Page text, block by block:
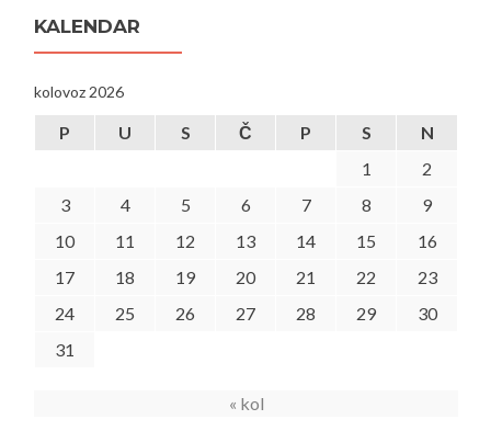
KALENDAR
kolovoz 2026
P U S Č P S
N
1
2
3
4 5 6 7 8
9
10
11 12 13 14 15
16
17
18 19 20 21 22
23
24
25 26 27 28 29
30
31
« kol